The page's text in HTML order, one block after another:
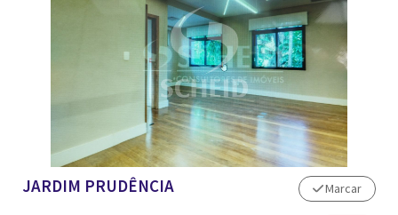
JARDIM PRUDÊNCIA Marcar